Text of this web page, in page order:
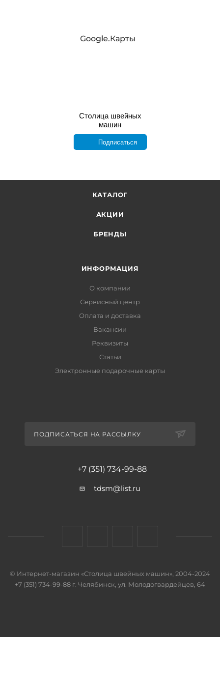
Google.Карты
Столица швейных
машин
Подписаться
КАТАЛОГ
АКЦИИ
БРЕНДЫ
ИНФОРМАЦИЯ
О компании
Сервисный центр
Оплата и доставка
Вакансии
Реквизиты
Статьи
Электронные подарочные карты
ПОДПИСАТЬСЯ НА РАССЫЛКУ
+7 (351) 734-99-88
tdsm@list.ru
© Интернет-магазин «Столица швейных машин», 2004-2024
+7 (351) 734-99-88 г. Челябинск, ул. Молодогвардейцев, 64